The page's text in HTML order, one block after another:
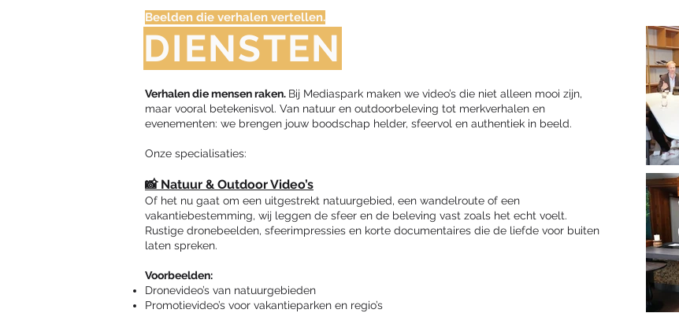
Beelden die verhalen vertellen.
DIENSTEN
Verhalen die mensen raken. Bij Mediaspark maken we video’s die niet alleen mooi zijn,
maar vooral betekenisvol. Van natuur en outdoorbeleving tot merkverhalen en
evenementen: we brengen jouw boodschap helder, sfeervol en authentiek in beeld.
Onze specialisaties:
📸 Natuur & Outdoor Video’s
Of het nu gaat om een uitgestrekt natuurgebied, een wandelroute of een
vakantiebestemming, wij leggen de sfeer en de beleving vast zoals het echt voelt.
Rustige dronebeelden, sfeerimpressies en korte documentaires die de liefde voor buiten
laten spreken.
Voorbeelden:
Dronevideo’s van natuurgebieden
Promotievideo’s voor vakantieparken en regio’s